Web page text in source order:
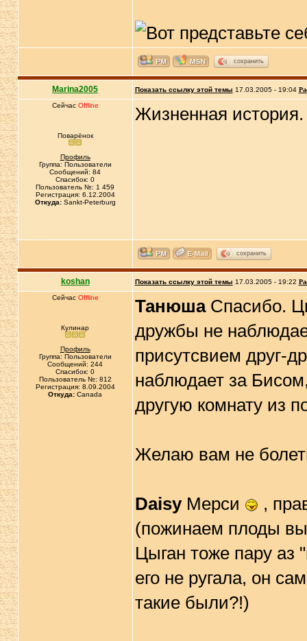
сохранить
Marina2005 Показать ссылку этой темы 17.03.2005 - 19:04
Сейчас Offline
Поварёнок
Профиль
Группа: Пользователи
Сообщений: 84
Спасибок: 0
Пользователь №: 1 459
Регистрация: 6.12.2004
Откуда:Sankt-Peterburg
Жизненная
сохранить
koshan Показать ссылку этой темы 17.03.2005 - 19:22
Сейчас Offline
Кулинар
Профиль
Группа: Пользователи
Сообщений: 244
Спасибок: 0
Пользователь №: 812
Регистрация: 8.09.2004
Откуда: Canada
ТанюшаСпасибо.
дружбы не
присутсвием друг-
наблюдает за
другую комнату из
Желаю вам не
DaisyМерси
,
(пожинаем плоды
Цыган тоже пару аз
его не ругала, он
такие были?!)